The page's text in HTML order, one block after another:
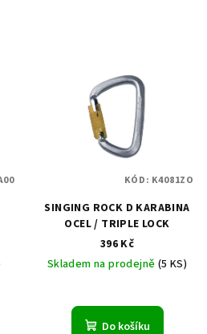
SINGING ROCK D KARABINA
OCEL / TRIPLE LOCK
396 Kč
Skladem na prodejně (5 KS)
Do košíku
KÓD: K4081ZO